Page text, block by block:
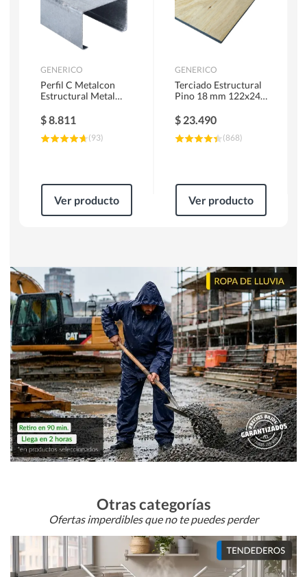
GENERICO
Perfil C Metalcon
Estructural Metal
$8.811
(93)
Ver producto
GENERICO
Terciado Estructural
Pino 18 mm 122x244
$ 23.490
(868)
Ver producto
Otras categorías
Ofertas imperdibles que no te puedes perder